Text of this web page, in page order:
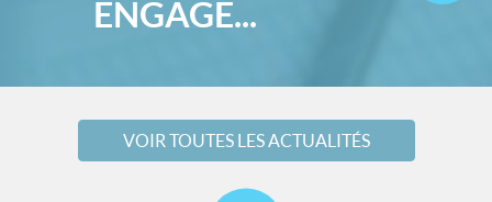
ENGAGE...
VOIR TOUTES LES ACTUALITÉS